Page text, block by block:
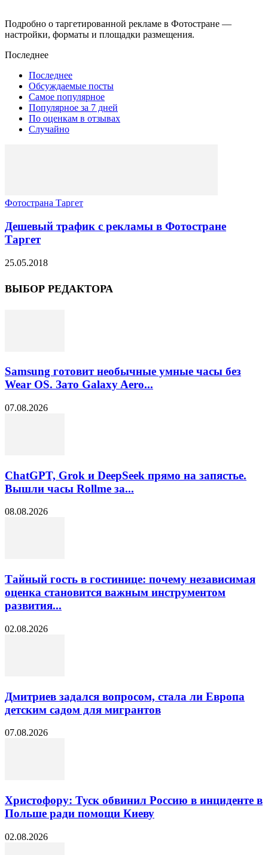
Подробно о таргетированной рекламе в Фотостране —
настройки, форматы и площадки размещения.
Последнее
Последнее
Обсуждаемые посты
Самое популярное
Популярное за 7 дней
По оценкам в отзывах
Случайно
Фотострана Таргет
Дешевый трафик с рекламы в Фотостране
Таргет
25.05.2018
ВЫБОР РЕДАКТОРА
Samsung готовит необычные умные часы без
Wear OS. Зато Galaxy Aero...
07.08.2026
ChatGPT, Grok и DeepSeek прямо на запястье.
Вышли часы Rollme за...
08.08.2026
Тайный гость в гостинице: почему независимая
оценка становится важным инструментом
развития...
02.08.2026
Дмитриев задался вопросом, стала ли Европа
детским садом для мигрантов
07.08.2026
Христофору: Туск обвинил Россию в инциденте в
Польше ради помощи Киеву
02.08.2026